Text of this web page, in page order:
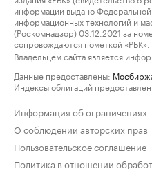
информации выдано
информационных технологий и
(Роскомнадзор) 03.12.2021 за
сопровождаются пометкой «РБК».
Владельцем сайта является
Данные предоставлены:
Индексы облигаций
Информация об ограничениях
О соблюдении авторских прав
Пользовательское соглашение
Политика в отношении